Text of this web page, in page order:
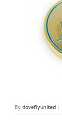
By doveflyunited |